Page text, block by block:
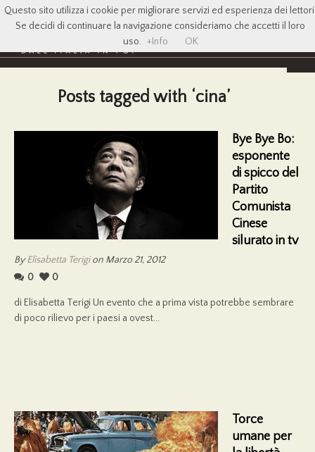
Posts tagged with ‘cina’
Bye Bye Bo:
esponente
di spicco del
Partito
Comunista
Cinese
silurato in tv
ByElisabetta Terigion Marzo 21, 2012
0
0
di Elisabetta Terigi Un evento che a prima vista potrebbe sembrare
di poco rilievo per i paesi a ovest...
Torce
umane per
Questo sito utilizza i cookie per migliorare servizi ed esperienza dei
Se decidi di continuare la navigazione consideriamo che accetti il loro
uso. +Info OK